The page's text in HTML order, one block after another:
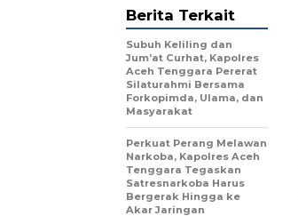
Berita Terkait
Subuh Keliling dan
Jum’at Curhat, Kapolres
Aceh Tenggara Pererat
Silaturahmi Bersama
Forkopimda, Ulama, dan
Masyarakat
Perkuat Perang Melawan
Narkoba, Kapolres Aceh
Tenggara Tegaskan
Satresnarkoba Harus
Bergerak Hingga ke
Akar Jaringan